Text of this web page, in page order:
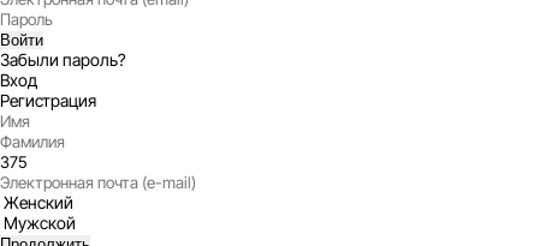
Войти
Забыли пароль?
Вход
Регистрация
Женский
Мужской